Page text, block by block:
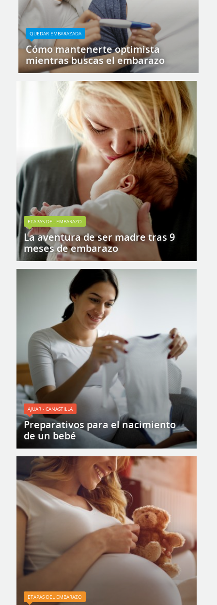
QUEDAR EMBARAZADA
Cómo mantenerte optimista
mientras buscas el embarazo
ETAPAS DEL EMBARAZO
La aventura de ser madre tras 9
meses de embarazo
AJUAR - CANASTILLA
Preparativos para el nacimiento
de un bebé
ETAPAS DEL EMBARAZO